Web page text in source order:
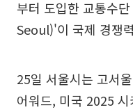
부터 도입한 교통수
Seoul)'이 국제 경쟁
25일 서울시는 고서
어워드, 미국 2025